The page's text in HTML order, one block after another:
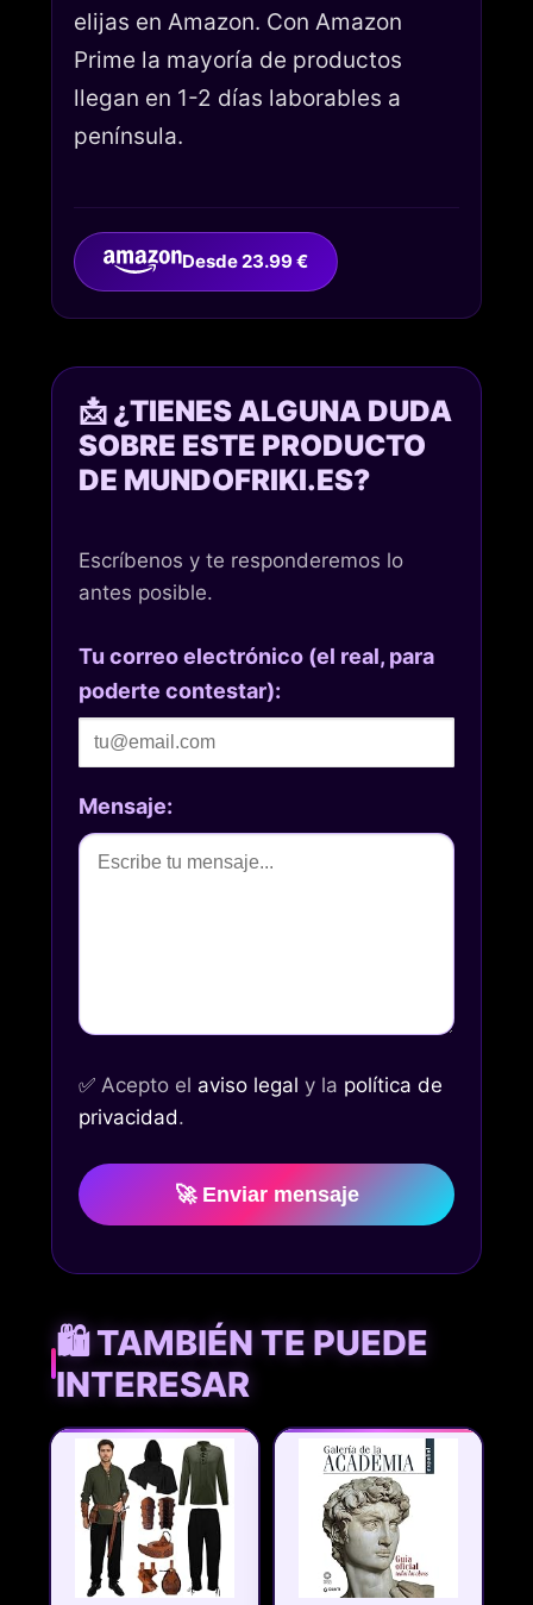
elijas en Amazon. Con Amazon
Prime la mayoría de productos
llegan en 1-2 días laborables a
península.
Desde 23.99 €
📩 ¿TIENES ALGUNA DUDA
SOBRE ESTE PRODUCTO
DE MUNDOFRIKI.ES?
Escríbenos y te responderemos lo
antes posible.
Tu correo electrónico (el real, para
poderte contestar):
Mensaje:
✅ Acepto el aviso legal y la política de
privacidad.
🚀 Enviar mensaje
🛍️ TAMBIÉN TE PUEDE
INTERESAR